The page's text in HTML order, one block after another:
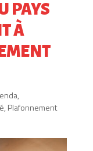
PAYS
À
,
, Plafonnement